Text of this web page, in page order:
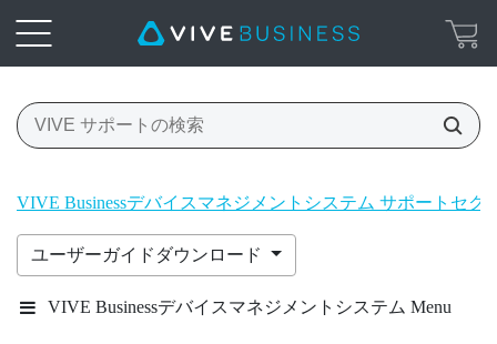
VIVE Businessデバイスマネジメントシステム サポートセク
ユーザーガイドダウンロード
VIVE Businessデバイスマネジメントシステム Menu